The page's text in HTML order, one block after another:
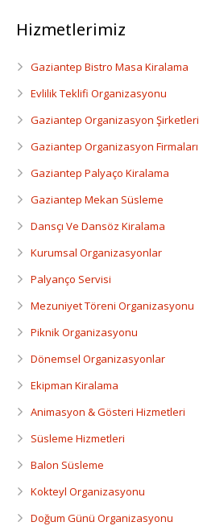
Hizmetlerimiz
Gaziantep Bistro Masa Kiralama
Evlilik Teklifi Organizasyonu
Gaziantep Organizasyon Şirketleri
Gaziantep Organizasyon Firmaları
Gaziantep Palyaço Kiralama
Gaziantep Mekan Süsleme
Dansçı Ve Dansöz Kiralama
Kurumsal Organizasyonlar
Palyanço Servisi
Mezuniyet Töreni Organizasyonu
Piknik Organizasyonu
Dönemsel Organizasyonlar
Ekipman Kiralama
Animasyon & Gösteri Hizmetleri
Süsleme Hizmetleri
Balon Süsleme
Kokteyl Organizasyonu
Doğum Günü Organizasyonu